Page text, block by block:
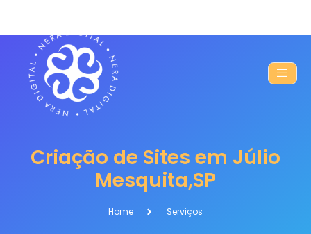
Criação de Sites em Júlio
Mesquita,SP
Home Serviços